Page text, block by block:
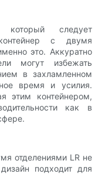
следует
с двумя
это. Аккуратно
могут избежать
в захламленном
время и усилия.
этим контейнером,
как в
отделениями LR не
подходит для